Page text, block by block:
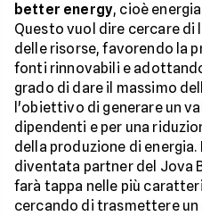
better energy, cioè
Questo vuol dire cercare
delle risorse, favorendo la
fonti rinnovabili e
grado di dare il massimo
l'obiettivo di generare un
dipendenti e per una
della produzione di
diventata partner del Jova
farà tappa nelle più
cercando di trasmettere